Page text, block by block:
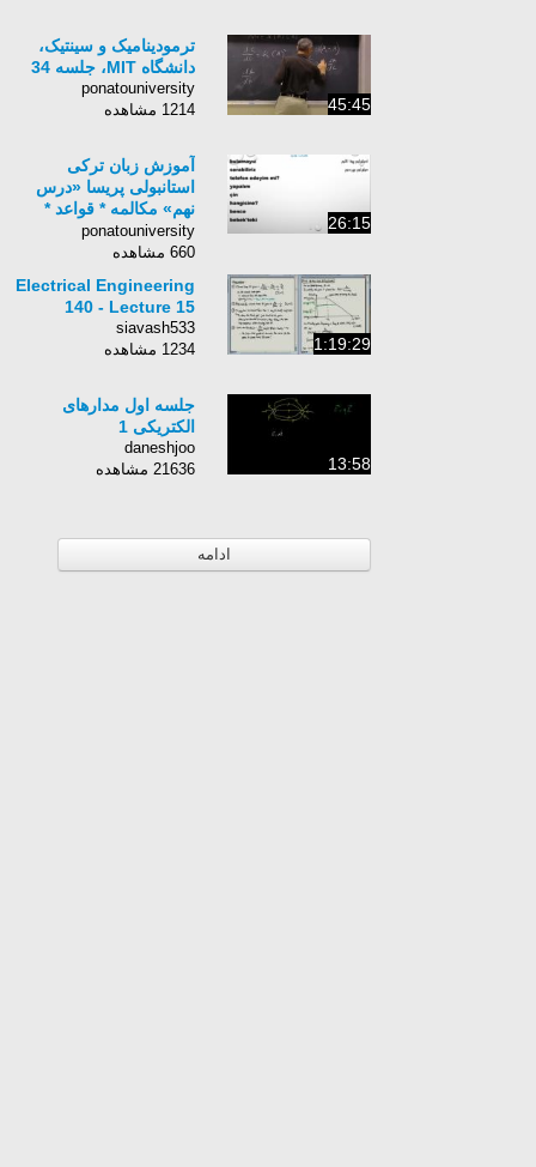
45:45
ترمودینامیک و سینتیک،
دانشگاه MIT، جلسه 34
ponatouniversity
1214 مشاهده
26:15
آموزش زبان ترکی
استانبولی پریسا «درس
نهم» مکالمه * قواعد *
کلمات
ponatouniversity
660 مشاهده
1:19:29
Electrical Engineering
140 - Lecture 15
siavash533
1234 مشاهده
13:58
جلسه اول مدارهای
الکتریکی 1
daneshjoo
21636 مشاهده
ادامه